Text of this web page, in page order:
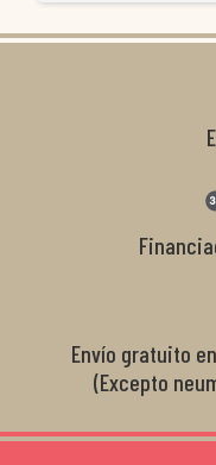
Envío gratuito
(Excepto